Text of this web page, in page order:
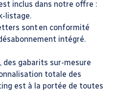
inclus dans notre offre :
listage.
sont en conformité
intégré.
des gabarits sur-mesure
totale des
est à la portée de toutes